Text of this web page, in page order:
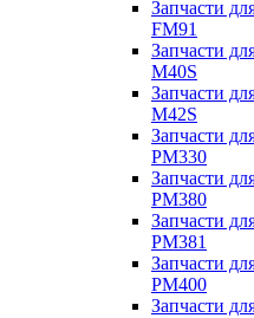
Запчасти
FM91
Запчасти
M40S
Запчасти
M42S
Запчасти
PM330
Запчасти
PM380
Запчасти
PM381
Запчасти
PM400
Запчасти